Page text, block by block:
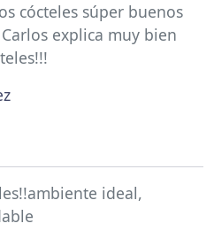
cócteles súper buenos
explica muy bien
ideal,